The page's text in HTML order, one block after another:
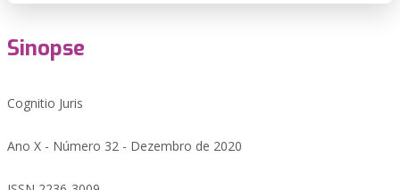
Sinopse
Cognitio Juris
Ano X - Número 32 - Dezembro de 2020